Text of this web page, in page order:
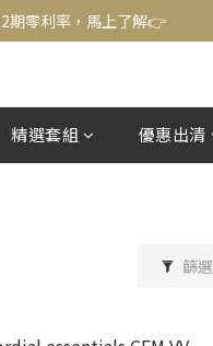
期零利率，馬上了解👉
期零利率，馬上了解👉
鬆打包
期零利率，馬上了解👉
精選套組 優惠出清
篩選